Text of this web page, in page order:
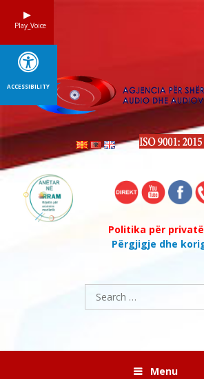
Politika për
Përgjigje dhe
Search
for:
Menu
Play_Voice
ACCESSIBILITY